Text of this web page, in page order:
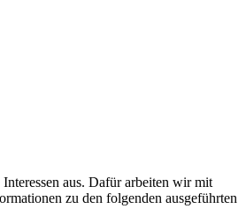
aus. Dafür arbeiten wir mit
zu den folgenden ausgeführten